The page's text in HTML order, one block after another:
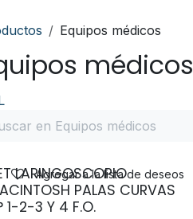
Equipos médicos
médicos
LARINGOSCOPIO
PALAS CURVAS
1-2-3 Y 4 F.O.
Agregar a la lista de deseos